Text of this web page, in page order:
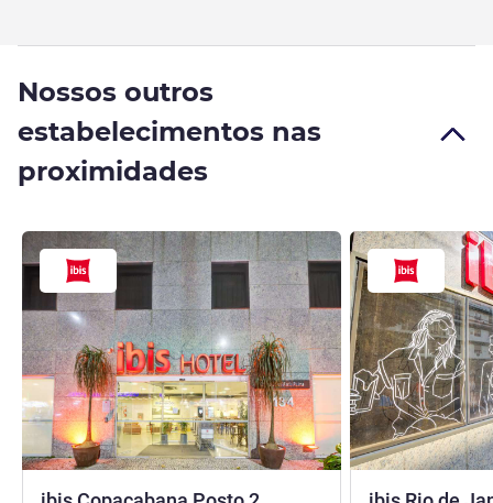
Nossos outros
estabelecimentos nas
proximidades